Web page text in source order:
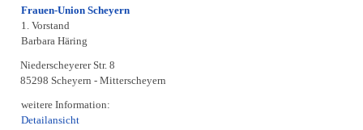
Frauen-Union Scheyern
1. Vorstand
Barbara Häring
Niederscheyerer Str. 8
85298 Scheyern - Mitterscheyern
weitere Information:
Detailansicht